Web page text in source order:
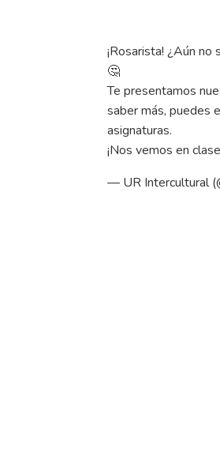
¡Rosarista! ¿Aún
🤔
Te presentamos
saber más, puedes
asignaturas.
¡Nos vemos en
— UR Intercultural